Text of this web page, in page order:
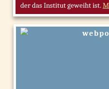
der das Institut geweiht ist.